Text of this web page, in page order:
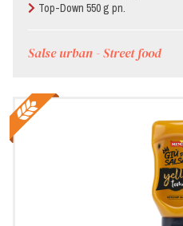
Top-Down 550 g pn.
Salse urban - Street food